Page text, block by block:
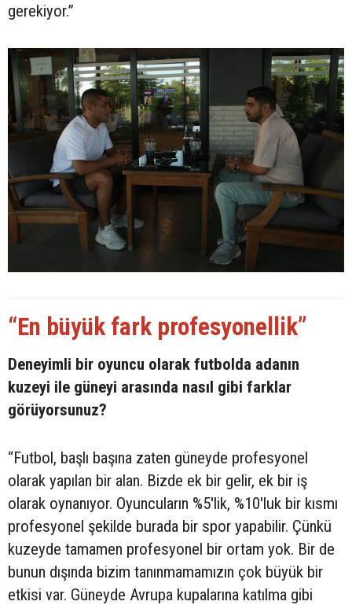
gerekiyor.”
“En büyük fark profesyonellik”
Deneyimli bir oyuncu olarak futbolda adanın
kuzeyi ile güneyi arasında nasıl gibi farklar
görüyorsunuz?
“Futbol, başlı başına zaten güneyde profesyonel
olarak yapılan bir alan. Bizde ek bir gelir, ek bir iş
olarak oynanıyor. Oyuncuların %5'lik, %10'luk bir kısmı
profesyonel şekilde burada bir spor yapabilir. Çünkü
kuzeyde tamamen profesyonel bir ortam yok. Bir de
bunun dışında bizim tanınmamamızın çok büyük bir
etkisi var. Güneyde Avrupa kupalarına katılma gibi